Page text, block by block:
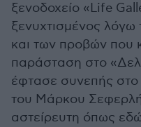
ξενοδοχείο «Life
ξενυχτισμένος
και των προβών που
παράσταση στο
έφτασε συνεπής
του Μάρκου Σεφερλή
αστείρευτη όπως